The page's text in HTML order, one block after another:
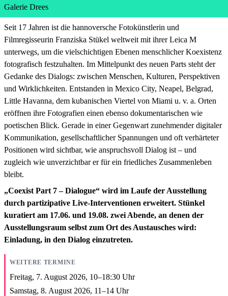
Galerie Drees
Seit 17 Jahren ist die hannoversche Fotokünstlerin und
Filmregisseurin Franziska Stükel weltweit mit ihrer Leica M
unterwegs, um die vielschichtigen Ebenen menschlicher Koexistenz
fotografisch festzuhalten. Im Mittelpunkt des neuen Parts steht der
Gedanke des Dialogs: zwischen Menschen, Kulturen, Perspektiven
und Wirklichkeiten. Entstanden in Mexico City, Neapel, Belgrad,
Little Havanna, dem kubanischen Viertel von Miami u. v. a. Orten
eröffnen ihre Fotografien einen ebenso dokumentarischen wie
poetischen Blick. Gerade in einer Gegenwart zunehmender digitaler
Kommunikation, gesellschaftlicher Spannungen und oft verhärteter
Positionen wird sichtbar, wie anspruchsvoll Dialog ist – und
zugleich wie unverzichtbar er für ein friedliches Zusammenleben
bleibt.
„Coexist Part 7 – Dialogue“ wird im Laufe der Ausstellung
durch partizipative Live-Interventionen erweitert. Stünkel
kuratiert am 17.06. und 19.08. zwei Abende, an denen der
Ausstellungsraum selbst zum Ort des Austausches wird:
Einladung, in den Dialog einzutreten.
WEITERE TERMINE
Freitag, 7. August 2026, 10–18:30 Uhr
Samstag, 8. August 2026, 11–14 Uhr